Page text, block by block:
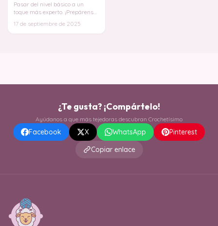
Pasar del nivel básico a un
toque más experto. ¡Prepárense
hecha con sus
17 de septiembre de 2025
¿Te gusta? ¡Compártelo!
Ayúdanos a que más tejedoras descubran Crochetísimo
Facebook X WhatsApp
Pinterest
Copiar enlace